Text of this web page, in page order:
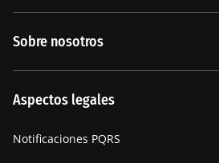
Sobre nosotros
Manifiesto
Aspectos legales
Notificaciones PQRS